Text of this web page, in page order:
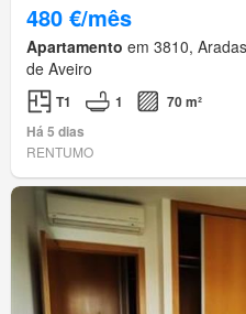
480 €/mês
Apartamento em 3810,
de Aveiro
T1 1
70 m²
Há 5 dias
RENTUMO